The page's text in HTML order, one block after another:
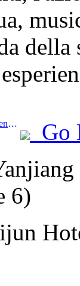
Prev:2025 Rilascio del rapporto sulla tendenza dei viaggi estivi: base di clienti genitore-figlio per oltre il 60%
Go
6)